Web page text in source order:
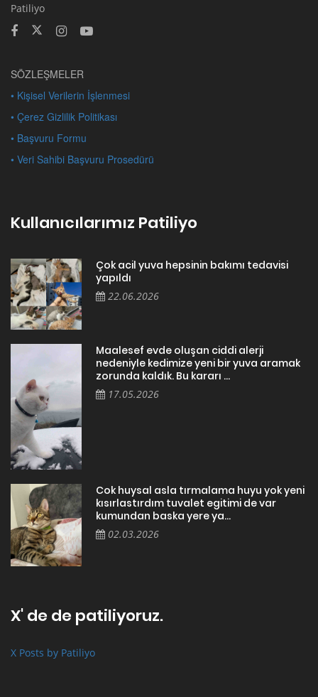
Patiliyo
SÖZLEŞMELER
• Kişisel Verilerin İşlenmesi
• Çerez Gizlilik Politikası
• Başvuru Formu
• Veri Sahibi Başvuru Prosedürü
Kullanıcılarımız Patiliyo
Çok acil yuva hepsinin bakımı tedavisi
yapıldı
22.06.2026
Maalesef evde oluşan ciddi alerji
nedeniyle kedimize yeni bir yuva aramak
zorunda kaldık. Bu kararı ...
17.05.2026
Cok huysal asla tırmalama huyu yok yeni
kısırlastırdım tuvalet egitimi de var
kumundan baska yere ya...
02.03.2026
X' de de patiliyoruz.
X Posts by Patiliyo